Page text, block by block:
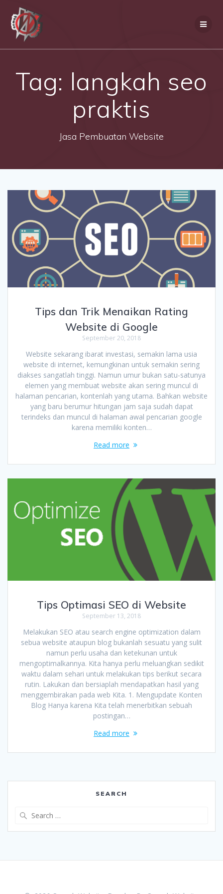
Tag: langkah seo
praktis
Jasa Pembuatan Website
Tips dan Trik Menaikan Rating
Website di Google
September 20, 2018
Website sekarang ibarat investasi, semakin lama usia
website di internet, kemungkinan untuk semakin sering
diakses sangatlah tinggi. Namun umur bukan satu-satunya
elemen yang membuat website akan sering muncul di
halaman pencarian, kontenlah yang utama. Bahkan website
yang baru berumur hitungan jam saja sudah dapat
terindeks dan muncul di halaman awal pencarian google
karena memiliki konten…
Read more
Tips Optimasi SEO di Website
September 13, 2018
Melakukan SEO atau search engine optimization dalam
sebua website ataupun blog bukanlah sesuatu yang sulit
namun perlu usaha dan ketekunan untuk
mengoptimalkannya. Kita hanya perlu meluangkan sedikit
waktu dalam sehari untuk melakukan tips berikut secara
rutin. Lakukan dan bersiaplah mendapatkan hasil yang
menggembirakan pada web Kita. 1. Mengupdate Konten
Blog Hanya karena Kita telah menerbitkan sebuah
postingan…
Read more
SEARCH